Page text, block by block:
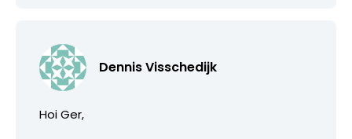
Dennis Visschedijk
Hoi Ger,